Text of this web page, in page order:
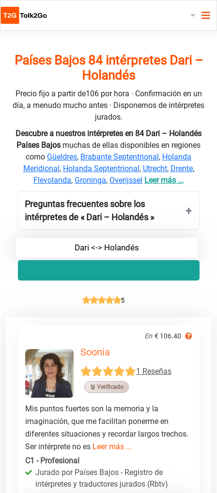
Países Bajos 84 intérpretes Dari –
Holandés
Precio fijo a partir de106 por hora · Confirmación en un
día, a menudo mucho antes · Disponemos de intérpretes
jurados.
Descubre a nuestros intérpretes en 84 Dari – Holandés
Países Bajos muchas de ellas disponibles en regiones
como Güeldres, Brabante Septentrional, Holanda
Meridional, Holanda Septentrional, Utrecht, Drente,
Flevolanda, Groninga, Overijssel Leer más ...
Preguntas frecuentes sobre los
intérpretes de « Dari – Holandés »
Dari <-> Holandés
5
En € 106.40
Soonia
1 Reseñas
🥉 Verificado
Mis puntos fuertes son la memoria y la
imaginación, que me facilitan ponerme en
diferentes situaciones y recordar largos trechos.
Ser intérprete no es Leer más ...
C1 - Profesional
Jurado por Países Bajos - Registro de
intérpretes y traductores jurados (Rbtv)